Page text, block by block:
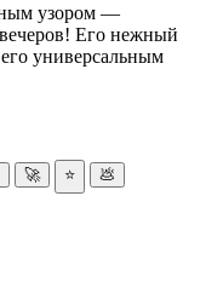
узором —
Его нежный
универсальным
🚀 ⭐ 💩